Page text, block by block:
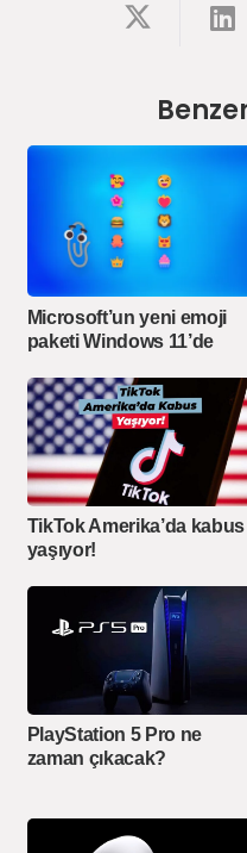
Microsoft’un yeni emoji
paketi Windows 11’de
TikTok Amerika’da kabus
yaşıyor!
PlayStation 5 Pro ne
zaman çıkacak?